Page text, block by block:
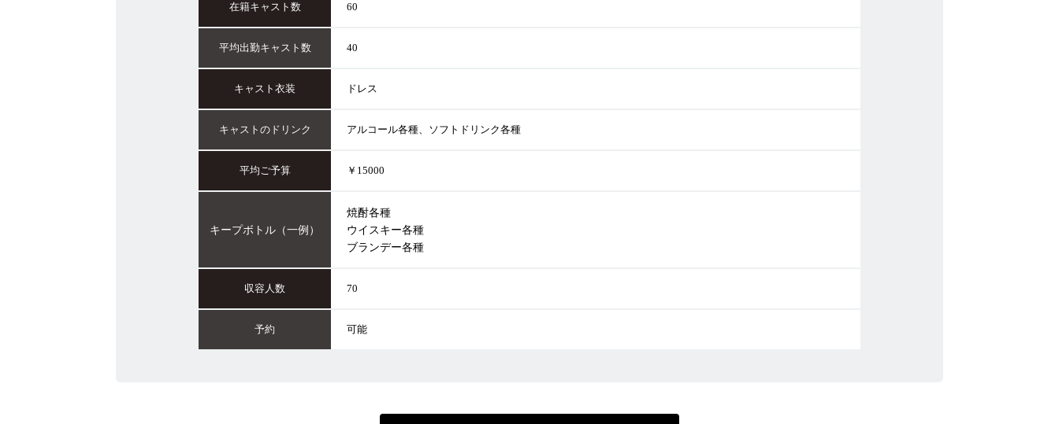
在籍キャスト数 60
平均出勤キャスト数 40
キャスト 衣装 ドレス
キャストのドリンク アルコール各種、ソフトドリンク各種
平均ご予算 ￥15000
キープボトル （一例）
焼酎各種
ウイスキー各種
ブランデー各種
収容人数 70
予約 可能